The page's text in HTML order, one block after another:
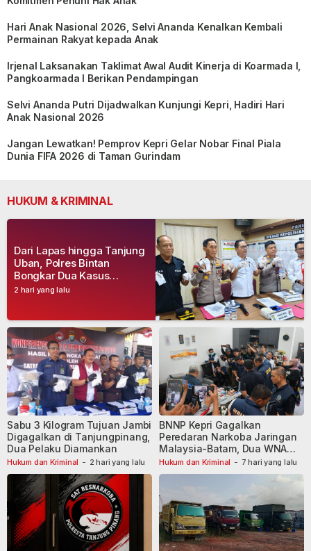
Hari Anak Nasional 2026, Selvi Ananda Kenalkan Kembali
Permainan Rakyat kepada Anak
Irjenal Laksanakan Taklimat Awal Audit Kinerja di Koarmada I,
Pangkoarmada I Berikan Pendampingan
Selvi Ananda Putri Dijadwalkan Kunjungi Kepri, Hadiri Hari
Anak Nasional 2026
Jangan Lewatkan! Pemprov Kepri Gelar Nobar Final Piala
Dunia FIFA 2026 di Taman Gurindam
HUKUM & KRIMINAL
2 hari yang lalu
Dari Lapas hingga Tanjung
Uban, Polres Bintan
Bongkar Dua Kasus
Narkoba, Empat Tersangka
Hukum dan Kriminal - 2 hari yang lalu
Sabu 3 Kilogram Tujuan Jambi
Digagalkan di Tanjungpinang,
Dua Pelaku Diamankan
Hukum dan Kriminal - 7 hari yang lalu
BNNP Kepri Gagalkan
Peredaran Narkoba Jaringan
Malaysia-Batam, Dua WNA
Masih Diburu